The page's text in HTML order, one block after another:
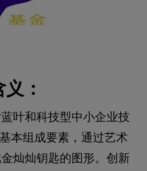
：
叶和科技型中小企业技
本组成要素，通过艺术
灿灿钥匙的图形。创新